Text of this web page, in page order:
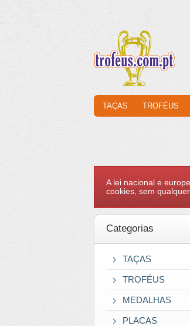
TAÇAS TROFÉUS
A lei nacional e
cookies, sem
Categorias
TAÇAS
TROFÉUS
MEDALHAS
PLACAS